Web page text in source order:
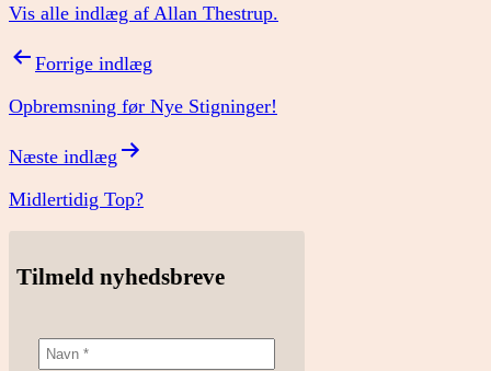
Vis alle indlæg af Allan Thestrup.
Indlægsnavigation
Forrige indlæg
Opbremsning før Nye Stigninger!
Næste indlæg
Midlertidig Top?
Tilmeld nyhedsbreve